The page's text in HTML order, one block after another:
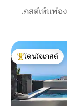
เกสต์เห็นพ้อ
โดนใจเกสต์ที่สุด
โดนใจเกสต์